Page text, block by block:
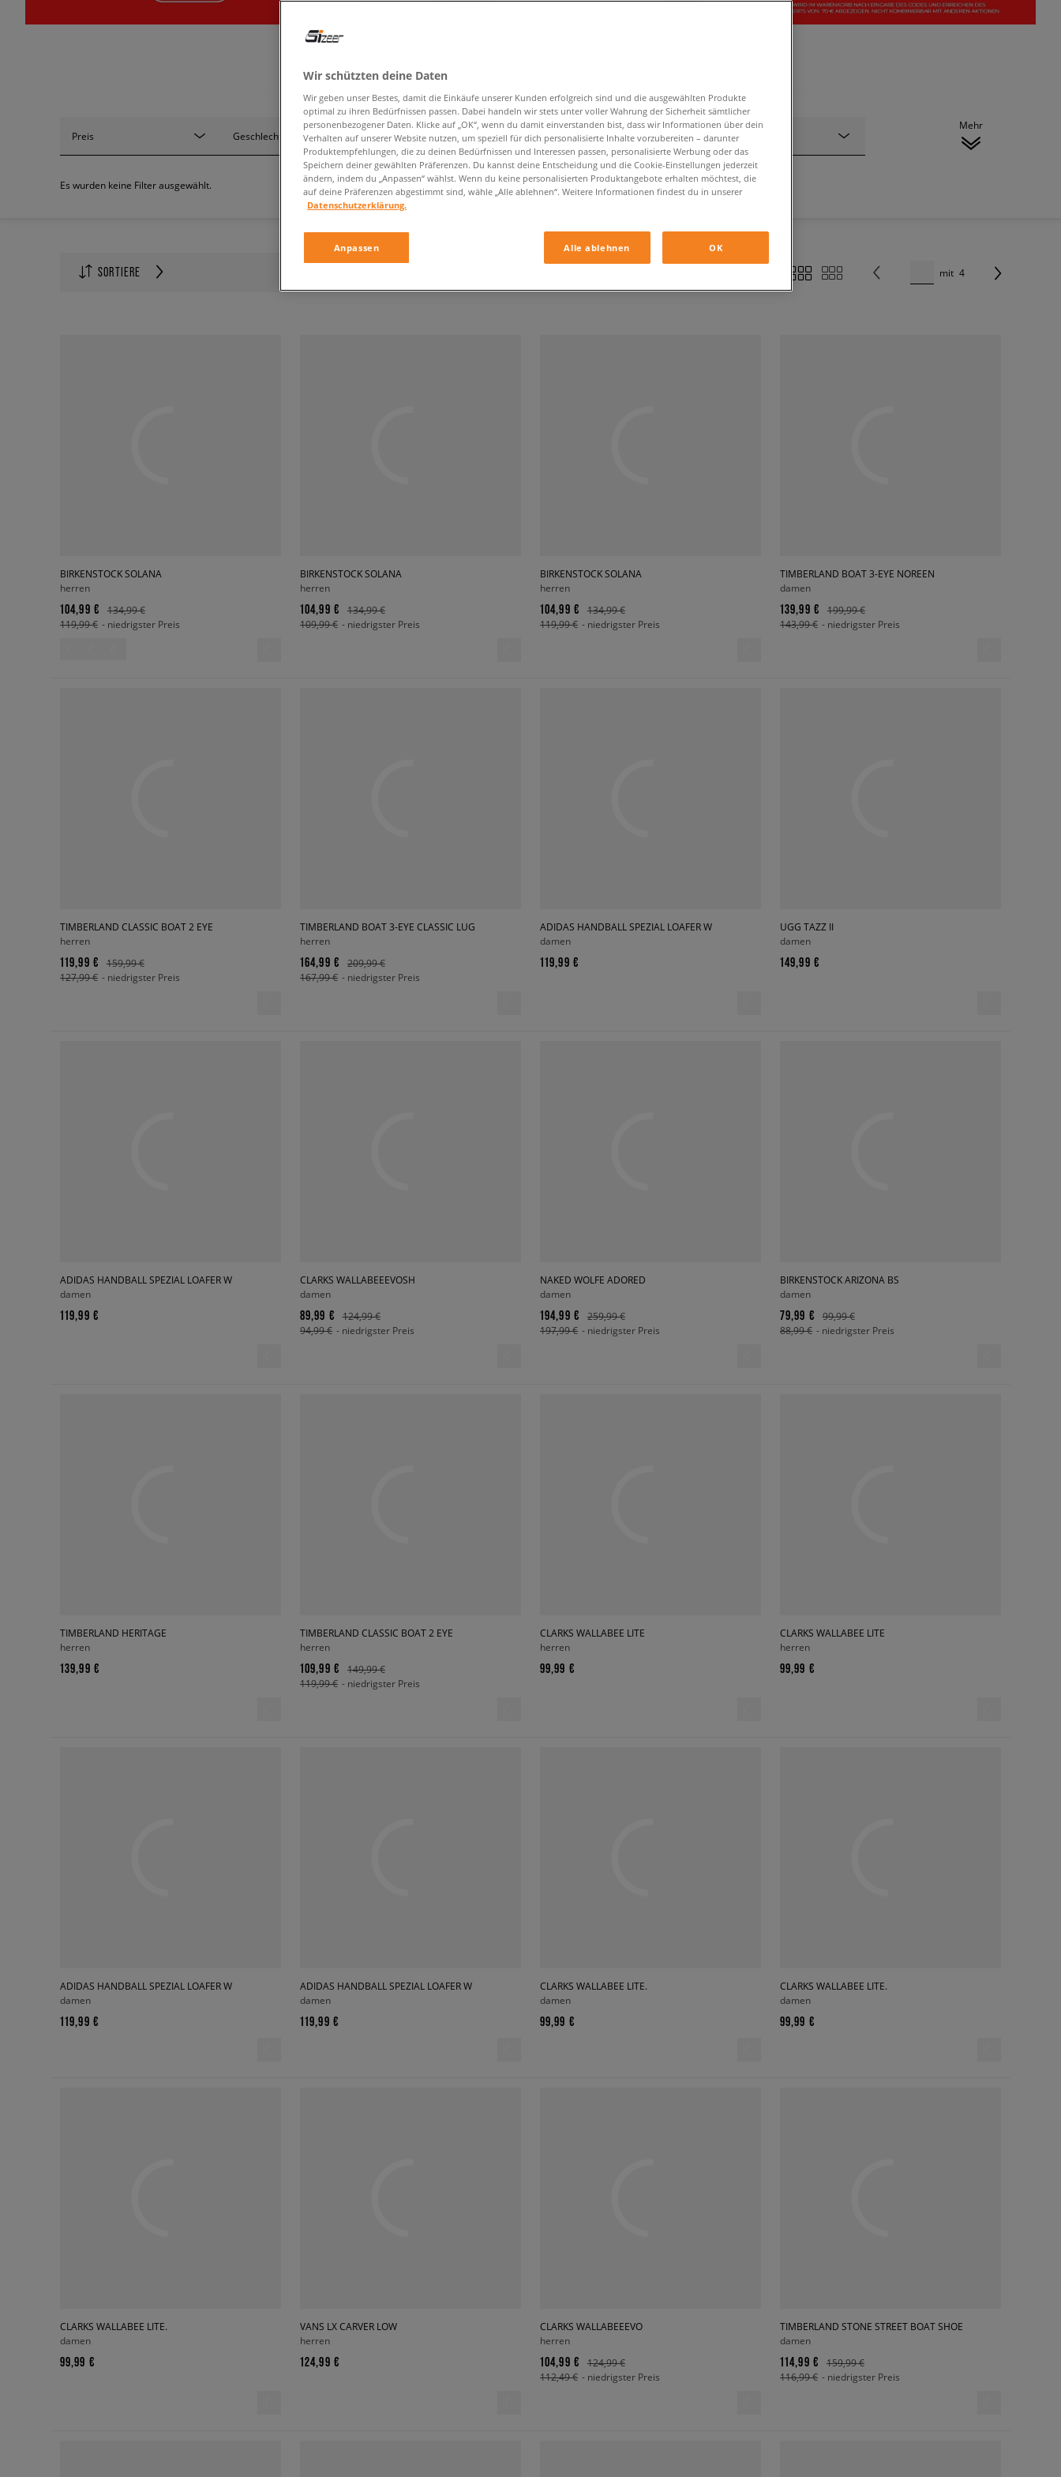
SORTIERE
Anzahl auf der Seite
mit 4
Preis Geschlecht Grösse Marke Material
Mehr
Es wurden keine Filter ausgewählt.
BIRKENSTOCK SOLANA
herren
104,99 €
134,99 €
119,99 € - niedrigster Preis
BIRKENSTOCK SOLANA
herren
104,99 €
134,99 €
109,99 € - niedrigster Preis
BIRKENSTOCK SOLANA
herren
104,99 €
134,99 €
119,99 € - niedrigster Preis
TIMBERLAND BOAT 3-EYE NOREEN
damen
139,99 €
199,99 €
143,99 € - niedrigster Preis
TIMBERLAND CLASSIC BOAT 2 EYE
herren
119,99 €
159,99 €
127,99 € - niedrigster Preis
TIMBERLAND BOAT 3-EYE CLASSIC LUG
herren
164,99 €
209,99 €
167,99 € - niedrigster Preis
ADIDAS HANDBALL SPEZIAL LOAFER W
damen
119,99 €
UGG TAZZ II
damen
149,99 €
ADIDAS HANDBALL SPEZIAL LOAFER W
damen
119,99 €
CLARKS WALLABEEEVOSH
damen
89,99 €
124,99 €
94,99 € - niedrigster Preis
NAKED WOLFE ADORED
damen
194,99 €
259,99 €
197,99 € - niedrigster Preis
BIRKENSTOCK ARIZONA BS
damen
79,99 €
99,99 €
88,99 € - niedrigster Preis
TIMBERLAND HERITAGE
herren
139,99 €
TIMBERLAND CLASSIC BOAT 2 EYE
herren
109,99 €
149,99 €
119,99 € - niedrigster Preis
CLARKS WALLABEE LITE
herren
99,99 €
CLARKS WALLABEE LITE
herren
99,99 €
ADIDAS HANDBALL SPEZIAL LOAFER W
damen
119,99 €
ADIDAS HANDBALL SPEZIAL LOAFER W
damen
119,99 €
CLARKS WALLABEE LITE.
damen
99,99 €
CLARKS WALLABEE LITE.
damen
99,99 €
CLARKS WALLABEE LITE.
damen
99,99 €
VANS LX CARVER LOW
herren
124,99 €
CLARKS WALLABEEEVO
herren
104,99 €
124,99 €
112,49 € - niedrigster Preis
TIMBERLAND STONE STREET BOAT SHOE
damen
114,99 €
159,99 €
116,99 € - niedrigster Preis
Wir schützten deine Daten
Wir geben unser Bestes, damit die Einkäufe unserer Kunden erfolgreich sind und die ausgewählten Produkte
optimal zu ihren Bedürfnissen passen. Dabei handeln wir stets unter voller Wahrung der Sicherheit sämtlicher
personenbezogener Daten. Klicke auf „OK“, wenn du damit einverstanden bist, dass wir Informationen über dein
Verhalten auf unserer Website nutzen, um speziell für dich personalisierte Inhalte vorzubereiten – darunter
Produktempfehlungen, die zu deinen Bedürfnissen und Interessen passen, personalisierte Werbung oder das
Speichern deiner gewählten Präferenzen. Du kannst deine Entscheidung und die Cookie-Einstellungen jederzeit
ändern, indem du „Anpassen“ wählst. Wenn du keine personalisierten Produktangebote erhalten möchtest, die
auf deine Präferenzen abgestimmt sind, wähle „Alle ablehnen“. Weitere Informationen findest du in unserer
Datenschutzerklärung.
Anpassen Alle ablehnen OK